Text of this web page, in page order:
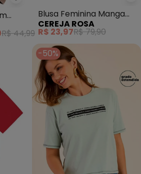
Moda Pop - T-Shirt (Marrom)
R$ 44,99
Blusa Feminina Manga
Curta em Meia Malha
(Branco)
CEREJA ROSA
R$ 23,97R$ 79,90
-50%